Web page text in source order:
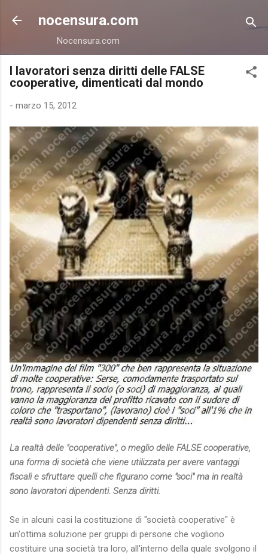
Passa ai contenuti principali
nocensura.com
Nocensura.com
I lavoratori senza diritti delle FALSE
cooperative, dimenticati dal mondo
- marzo 15, 2012
La realtà delle "cooperative", o meglio delle FALSE cooperative,
una forma di società che viene utilizzata per avere vantaggi
fiscali e sfruttare quelli che figurano come "soci" ma in realtà
sono lavoratori dipendenti. Senza diritti.
Se in alcuni casi la costituzione di "società cooperative" è
un'ottima soluzione per gruppi di persone che vogliono
costituire una società tra loro, all'interno della quale svolgono il